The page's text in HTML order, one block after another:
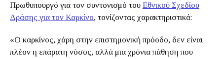
Πρωθυπουργό για τον συντονισμό του Εθνικού Σχεδίου
Δράσης για τον Καρκίνο, τονίζοντας χαρακτηριστικά:
«Ο καρκίνος, χάρη στην επιστημονική πρόοδο, δεν είναι
πλέον η επάρατη νόσος, αλλά μια χρόνια πάθηση που